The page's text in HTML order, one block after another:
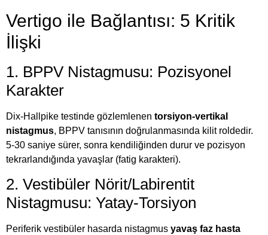
Vertigo ile Bağlantısı: 5 Kritik
İlişki
1. BPPV Nistagmusu: Pozisyonel
Karakter
Dix-Hallpike testinde gözlemlenen torsiyon-vertikal
nistagmus, BPPV tanısının doğrulanmasında kilit roldedir.
5-30 saniye sürer, sonra kendiliğinden durur ve pozisyon
tekrarlandığında yavaşlar (fatig karakteri).
2. Vestibüler Nörit/Labirentit
Nistagmusu: Yatay-Torsiyon
Periferik vestibüler hasarda nistagmus yavaş faz hasta